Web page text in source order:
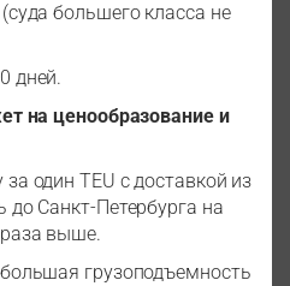
большего класса не
дней.
на ценообразование и
один TEU с доставкой из
до Санкт-Петербурга на
выше.
грузоподъемность